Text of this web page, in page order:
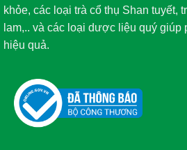
khỏe, các loại trà cổ thụ Shan tuyết,
lam,.. và các loại dược liệu quý giúp
hiệu quả.